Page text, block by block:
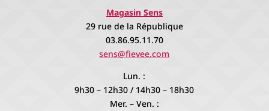
Magasin Sens
29 rue de la République
03.86.95.11.70
sens@fievee.com
Lun. :
9h30 – 12h30 / 14h30 – 18h30
Mer. – Ven. :